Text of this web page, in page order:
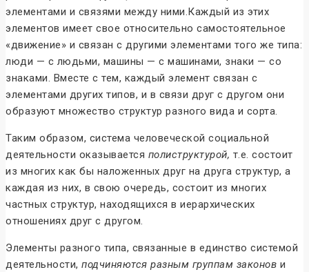
элементами и связями между ними.Каждый из этих
элементов имеет свое относительно самостоятельное
«движение» и связан с другими элементами того же типа:
люди — с людьми, машины — с машинами, знаки — со
знаками. Вместе с тем, каждый элемент связан с
элементами других типов, и в связи друг с другом они
образуют множество структур разного вида и сорта.
Таким образом, система человеческой социальной
деятельности оказывается полиструктурой, т.е. состоит
из многих как бы наложенных друг на друга структур, а
каждая из них, в свою очередь, состоит из многих
частных структур, находящихся в иерархических
отношениях друг с другом.
Элементы разного типа, связанные в единство системой
деятельности, подчиняются разным группам законов и